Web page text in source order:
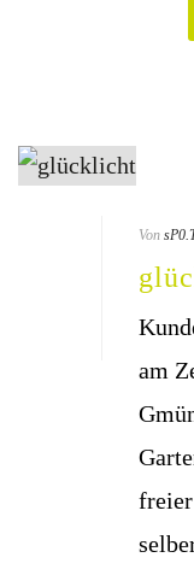
Von
am